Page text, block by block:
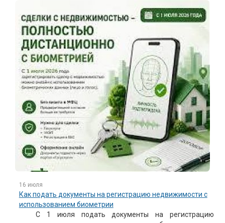
16 июля
Как подать документы на регистрацию недвижимости с
использованием биометрии
С 1 июля подать документы на регистрацию